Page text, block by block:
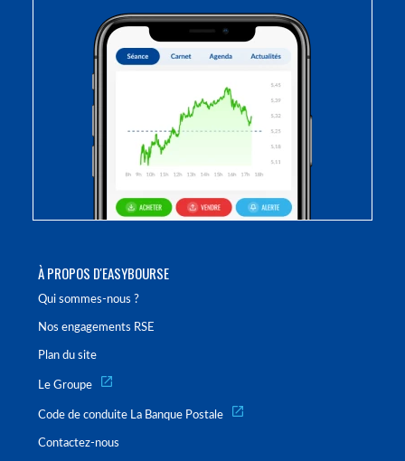
À PROPOS D'EASYBOURSE
Qui sommes-nous ?
Nos engagements RSE
Plan du site
Le Groupe
Code de conduite La Banque Postale
Contactez-nous